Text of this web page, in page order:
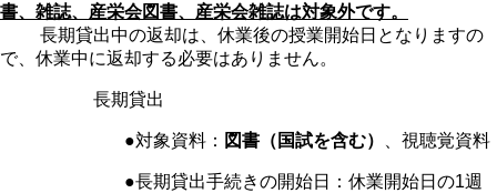
書、雑誌、産栄会図書、産栄会雑誌は対象外です。
長期貸出中の返却は、休業後の授業開始日となりますの
で、休業中に返却する必要はありません。
長期貸出
●対象資料： 図書（国試を含む） 、視聴覚資料
●長期貸出手続きの開始日：休業開始日の1週